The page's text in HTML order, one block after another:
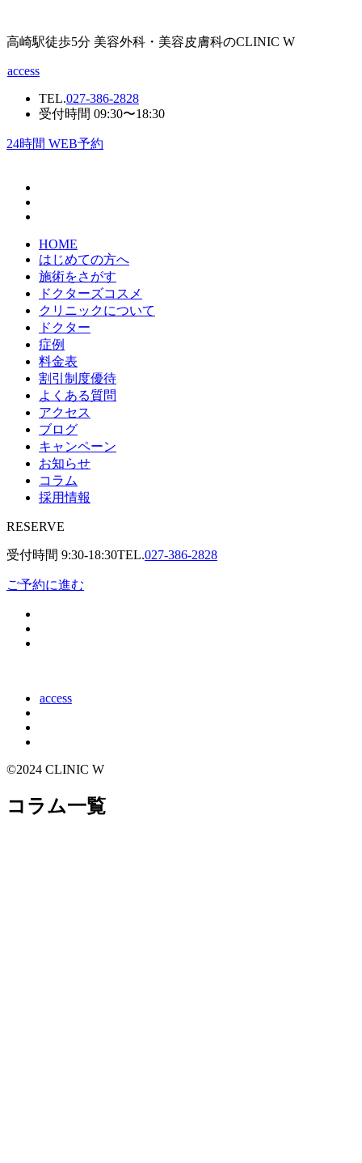
高崎駅徒歩5分 美容外科・美容皮膚科のCLINIC W
access
TEL.027-386-2828
受付時間 09:30〜18:30
24時間 WEB予約
HOME
はじめての方へ
施術をさがす
ドクターズコスメ
クリニックについて
ドクター
症例
料金表
割引制度優待
よくある質問
アクセス
ブログ
キャンペーン
お知らせ
コラム
採用情報
RESERVE
受付時間 9:30-18:30TEL.027-386-2828
ご予約に進む
access
©2024 CLINIC W
コラム一覧